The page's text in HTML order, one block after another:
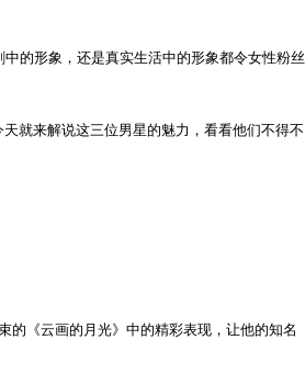
的形象，还是真实生活中的形象都令女性粉丝
就来解说这三位男星的魅力，看看他们不得不
的《云画的月光》中的精彩表现，让他的知名